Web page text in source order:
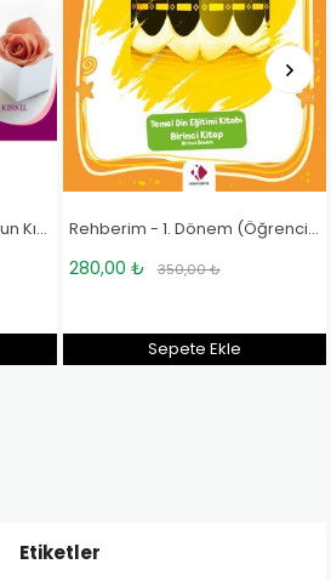
Rehberim - 1. Dönem (Öğrenci Kitabı) - Komisyon
160,00 ₺ 200,00 ₺
Sepete Ekle
Etiketler